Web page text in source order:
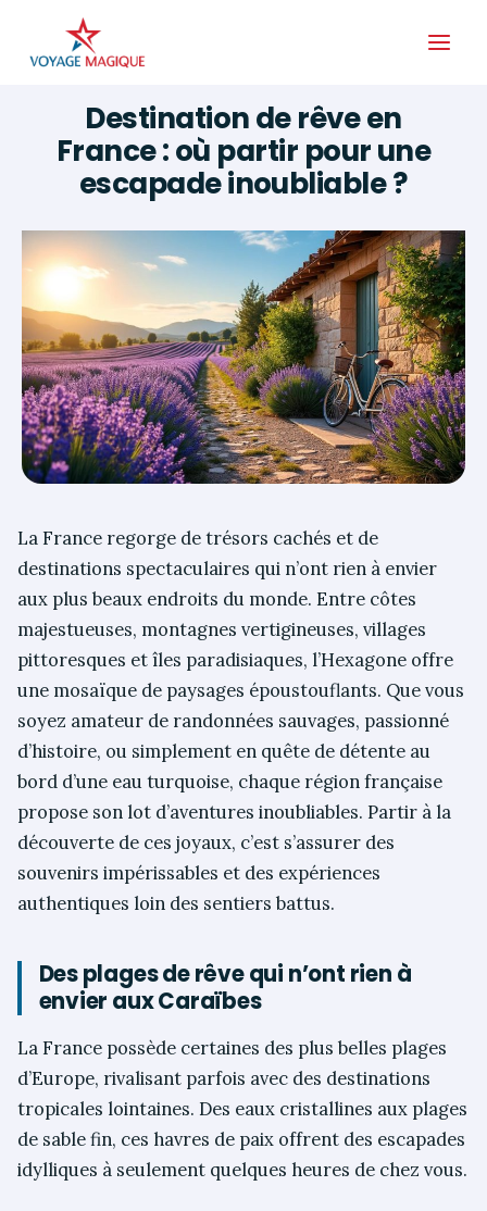
Destination de rêve en
France : où partir pour une
escapade inoubliable ?
La France regorge de trésors cachés et de
destinations spectaculaires qui n’ont rien à envier
aux plus beaux endroits du monde. Entre côtes
majestueuses, montagnes vertigineuses, villages
pittoresques et îles paradisiaques, l’Hexagone offre
une mosaïque de paysages époustouflants. Que vous
soyez amateur de randonnées sauvages, passionné
d’histoire, ou simplement en quête de détente au
bord d’une eau turquoise, chaque région française
propose son lot d’aventures inoubliables. Partir à la
découverte de ces joyaux, c’est s’assurer des
souvenirs impérissables et des expériences
authentiques loin des sentiers battus.
Des plages de rêve qui n’ont rien à
envier aux Caraïbes
La France possède certaines des plus belles plages
d’Europe, rivalisant parfois avec des destinations
tropicales lointaines. Des eaux cristallines aux plages
de sable fin, ces havres de paix offrent des escapades
idylliques à seulement quelques heures de chez vous.